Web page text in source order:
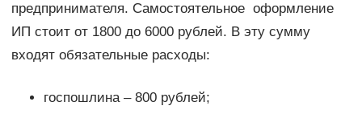
предпринимателя. Самостоятельное оформление
ИП стоит от 1800 до 6000 рублей. В эту сумму
входят обязательные расходы:
госпошлина ‒ 800 рублей;